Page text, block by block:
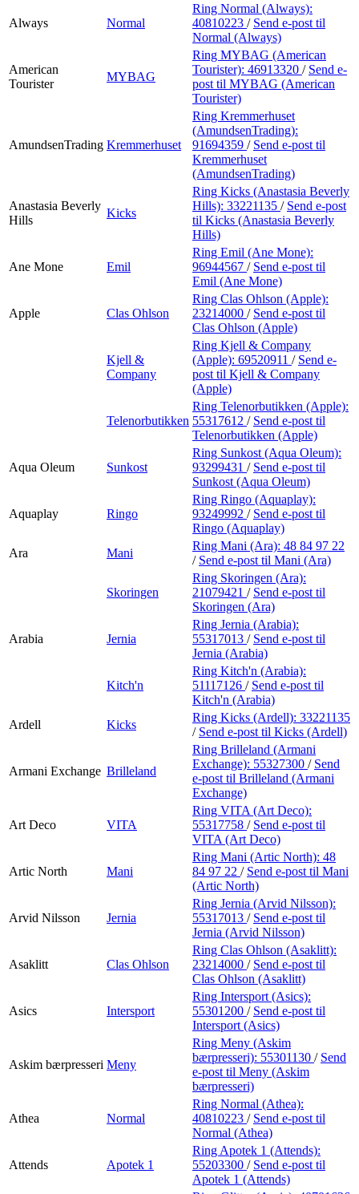
Always Normal
Ring Normal (Always):
40810223 / Send e-post til
Normal (Always)
American
Tourister
MYBAG
Ring MYBAG (American
Tourister): 46913320 / Send e-
post til MYBAG (American
Tourister)
AmundsenTrading Kremmerhuset
Ring Kremmerhuset
(AmundsenTrading):
91694359 / Send e-post til
Kremmerhuset
(AmundsenTrading)
Anastasia Beverly
Hills
Kicks
Ring Kicks (Anastasia Beverly
Hills): 33221135 / Send e-post
til Kicks (Anastasia Beverly
Hills)
Ane Mone Emil
Ring Emil (Ane Mone):
96944567 / Send e-post til
Emil (Ane Mone)
Apple Clas Ohlson
Ring Clas Ohlson (Apple):
23214000 / Send e-post til
Clas Ohlson (Apple)
Kjell &
Company
Ring Kjell & Company
(Apple): 69520911 / Send e-
post til Kjell & Company
(Apple)
Telenorbutikken
Ring Telenorbutikken (Apple):
55317612 / Send e-post til
Telenorbutikken (Apple)
Aqua Oleum Sunkost
Ring Sunkost (Aqua Oleum):
93299431 / Send e-post til
Sunkost (Aqua Oleum)
Aquaplay Ringo
Ring Ringo (Aquaplay):
93249992 / Send e-post til
Ringo (Aquaplay)
Ara
Mani
Ring Mani (Ara): 48 84 97 22
/ Send e-post til Mani (Ara)
Skoringen
Ring Skoringen (Ara):
21079421 / Send e-post til
Skoringen (Ara)
Arabia Jernia
Ring Jernia (Arabia):
55317013 / Send e-post til
Jernia (Arabia)
Kitch'n
Ring Kitch'n (Arabia):
51117126 / Send e-post til
Kitch'n (Arabia)
Ardell
Kicks
Ring Kicks (Ardell): 33221135
/ Send e-post til Kicks (Ardell)
Armani Exchange Brilleland
Ring Brilleland (Armani
Exchange): 55327300 / Send
e-post til Brilleland (Armani
Exchange)
Art Deco VITA
Ring VITA (Art Deco):
55317758 / Send e-post til
VITA (Art Deco)
Artic North Mani
Ring Mani (Artic North): 48
84 97 22 / Send e-post til Mani
(Artic North)
Arvid Nilsson Jernia
Ring Jernia (Arvid Nilsson):
55317013 / Send e-post til
Jernia (Arvid Nilsson)
Asaklitt Clas Ohlson
Ring Clas Ohlson (Asaklitt):
23214000 / Send e-post til
Clas Ohlson (Asaklitt)
Asics Intersport
Ring Intersport (Asics):
55301200 / Send e-post til
Intersport (Asics)
Askim bærpresseri Meny
Ring Meny (Askim
bærpresseri): 55301130 / Send
e-post til Meny (Askim
bærpresseri)
Athea Normal
Ring Normal (Athea):
40810223 / Send e-post til
Normal (Athea)
Attends Apotek 1
Ring Apotek 1 (Attends):
55203300 / Send e-post til
Apotek 1 (Attends)